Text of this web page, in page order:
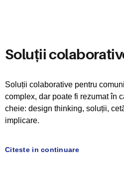
Soluții
Soluții colaborative pentru
complex, dar poate fi rezumat în
cheie: design thinking, soluții,
implicare.
Citeste in continuare